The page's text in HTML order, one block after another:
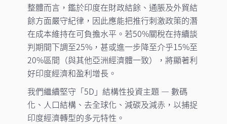
整體而言，鑑於印度在財政結餘、通脹及外貿結
餘方面嚴守紀律，因此應能把推行刺激政策的潛
在成本維持在可負擔水平。若50%關稅在持續談
判期間下調至25%，甚或進一步降至介乎15%至
20%區間（與其他亞洲經濟體一致），將顯著利
好印度經濟和盈利增長。
我們繼續堅守「5D」結構性投資主題 — 數碼
化、人口結構、去全球化、減碳及減赤，以捕捉
印度經濟轉型的多元特性。